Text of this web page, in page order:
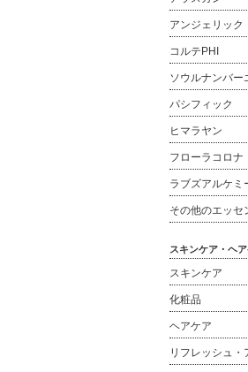
アンジェリック
コルテPHI
ソウルナンバー
パシフィック
ヒマラヤン
フローラコロナ
ラブズアルケミ
その他のエッセ
スキンケア・ヘ
スキンケア
化粧品
ヘアケア
リフレッシュ・